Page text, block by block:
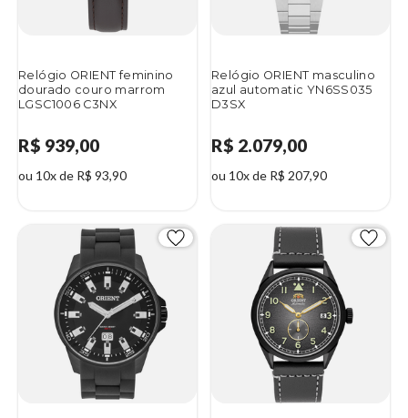
Relógio ORIENT feminino
dourado couro marrom
LGSC1006 C3NX
R$ 939,00
ou 10x de R$ 93,90
Relógio ORIENT masculino
azul automatic YN6SS035
D3SX
R$ 2.079,00
ou 10x de R$ 207,90